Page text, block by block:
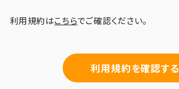
利用規約はこちらでご確認ください。
利用規約を確認する